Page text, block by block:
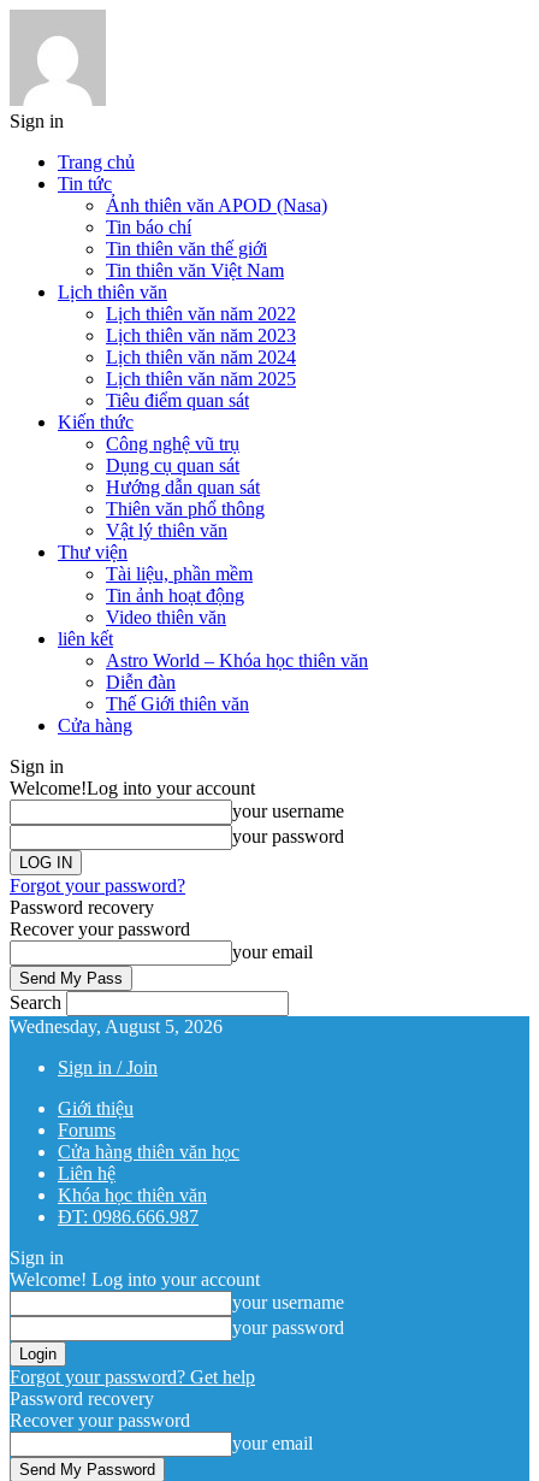
Sign in
Trang chủ
Tin tức
Ảnh thiên văn APOD (Nasa)
Tin báo chí
Tin thiên văn thế giới
Tin thiên văn Việt Nam
Lịch thiên văn
Lịch thiên văn năm 2022
Lịch thiên văn năm 2023
Lịch thiên văn năm 2024
Lịch thiên văn năm 2025
Tiêu điểm quan sát
Kiến thức
Công nghệ vũ trụ
Dụng cụ quan sát
Hướng dẫn quan sát
Thiên văn phổ thông
Vật lý thiên văn
Thư viện
Tài liệu, phần mềm
Tin ảnh hoạt động
Video thiên văn
liên kết
Astro World – Khóa học thiên văn
Diễn đàn
Thế Giới thiên văn
Cửa hàng
Sign in
Welcome!Log into your account
your username
your password
Forgot your password?
Password recovery
Recover your password
your email
Search
Wednesday, August 5, 2026
Sign in / Join
Giới thiệu
Forums
Cửa hàng thiên văn học
Liên hệ
Khóa học thiên văn
ĐT: 0986.666.987
Sign in
Welcome! Log into your account
your username
your password
Forgot your password? Get help
Password recovery
Recover your password
your email